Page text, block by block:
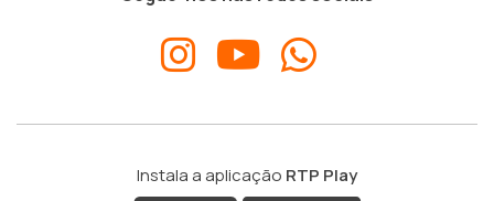
Instala a aplicação RTP Play